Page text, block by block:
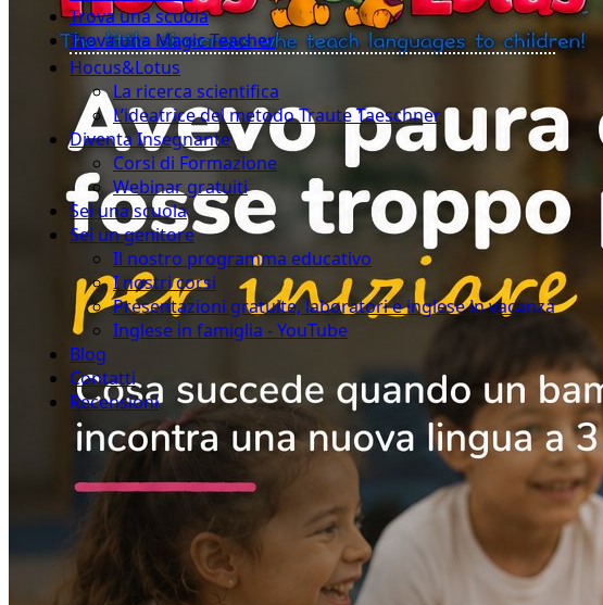
Trova una scuola
Trova una Magic Teacher
Hocus&Lotus
La ricerca scientifica
L’ideatrice del metodo Traute Taeschner
Diventa Insegnante
Corsi di Formazione
Webinar gratuiti
Sei una scuola
Sei un genitore
Il nostro programma educativo
I nostri corsi
Presentazioni gratuite, laboratori e inglese in vacanza
Inglese in famiglia - YouTube
Blog
Contatti
Recensioni